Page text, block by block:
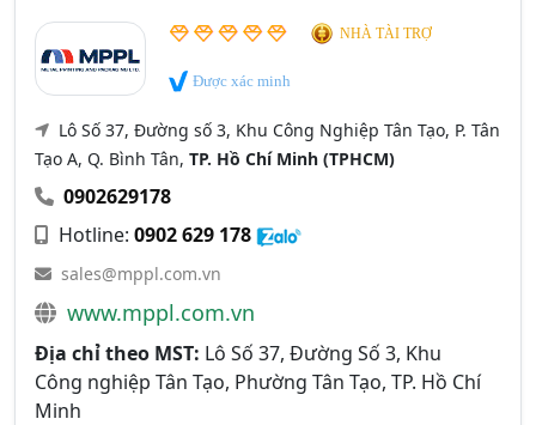
NHÀ TÀI TRỢ
Được xác minh
Lô Số 37, Đường số 3, Khu Công Nghiệp Tân Tạo, P. Tân
Tạo A, Q. Bình Tân, TP. Hồ Chí Minh (TPHCM)
0902629178
Hotline: 0902 629 178
sales@mppl.com.vn
www.mppl.com.vn
Địa chỉ theo MST: Lô Số 37, Đường Số 3, Khu
Công nghiệp Tân Tạo, Phường Tân Tạo, TP. Hồ Chí
Minh